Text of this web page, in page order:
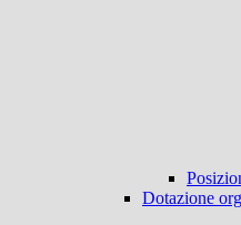
Dotazione